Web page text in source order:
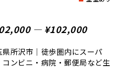
― ¥102,000
県所沢市｜徒歩圏内にスーパ
コンビニ・病院・郵便局など生